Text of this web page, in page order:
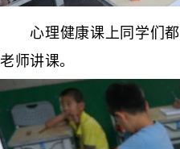
心理健康课上同学们都
老师讲课。